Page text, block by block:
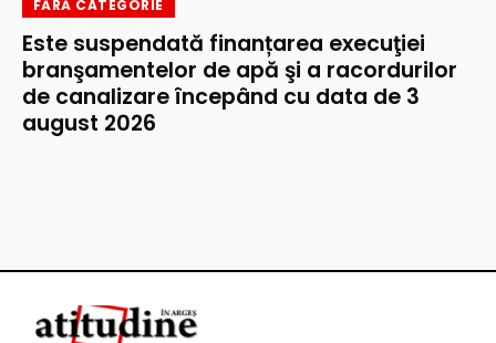
FĂRĂ CATEGORIE
Este suspendată finanțarea execuţiei
branşamentelor de apă şi a racordurilor
de canalizare începând cu data de 3
august 2026